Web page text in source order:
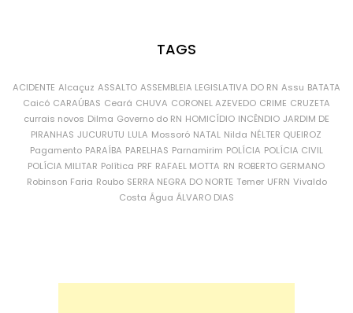
TAGS
ACIDENTE Alcaçuz ASSALTO ASSEMBLEIA LEGISLATIVA DO RN Assu BATATA
Caicó CARAÚBAS Ceará CHUVA CORONEL AZEVEDO CRIME CRUZETA
currais novos Dilma Governo do RN HOMICÍDIO INCÊNDIO JARDIM DE
PIRANHAS JUCURUTU LULA Mossoró NATAL Nilda NÉLTER QUEIROZ
Pagamento PARAÍBA PARELHAS Parnamirim POLÍCIA POLÍCIA CIVIL
POLÍCIA MILITAR Política PRF RAFAEL MOTTA RN ROBERTO GERMANO
Robinson Faria Roubo SERRA NEGRA DO NORTE Temer UFRN Vivaldo
Costa Água ÁLVARO DIAS